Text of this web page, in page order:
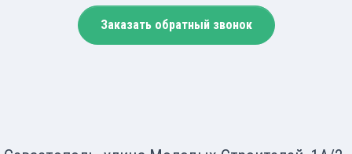
Заказать обратный звонок